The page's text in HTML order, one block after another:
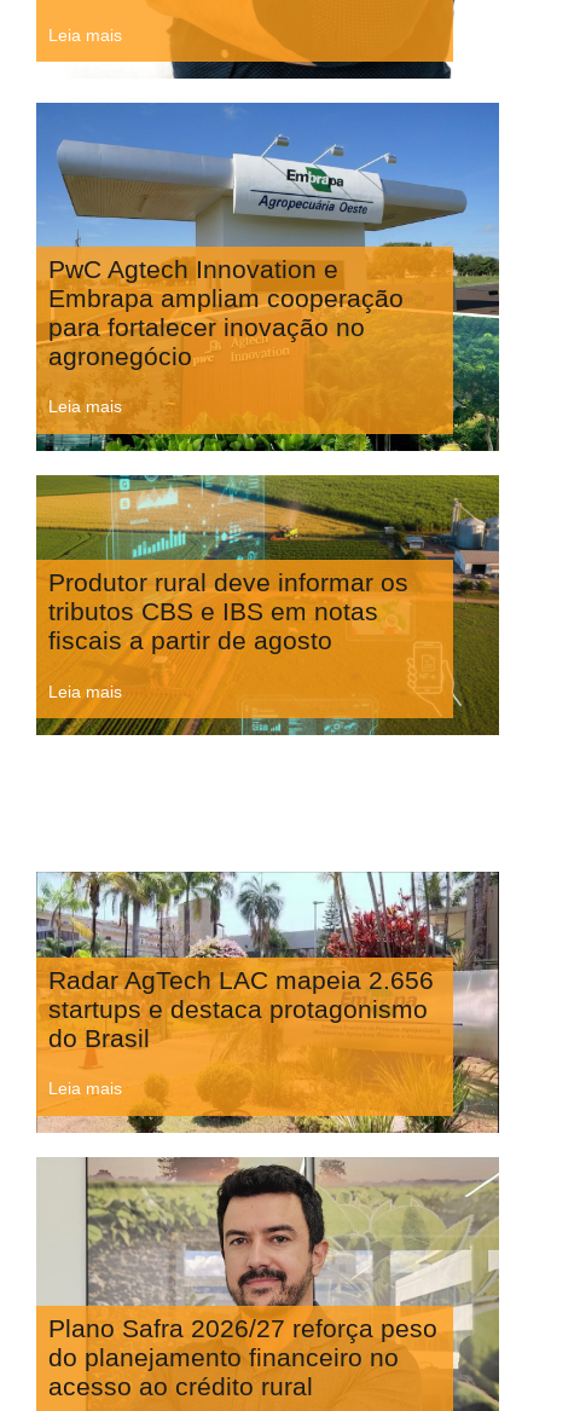
Leia mais
PwC Agtech Innovation e
Embrapa ampliam cooperação
para fortalecer inovação no
agronegócio
Leia mais
Produtor rural deve informar os
tributos CBS e IBS em notas
fiscais a partir de agosto
Leia mais
Radar AgTech LAC mapeia 2.656
startups e destaca protagonismo
do Brasil
Leia mais
Plano Safra 2026/27 reforça peso
do planejamento financeiro no
acesso ao crédito rural